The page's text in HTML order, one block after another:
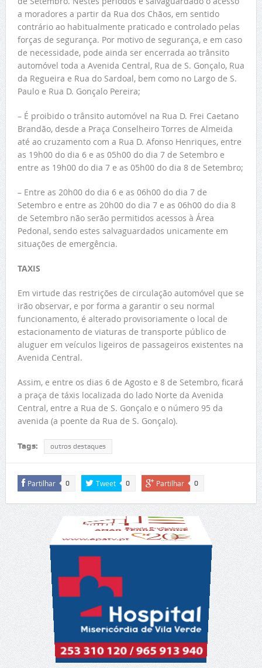
a moradores a partir da Rua dos Chãos, em sentido
contrário ao habitualmente praticado e controlado pelas
forças de segurança. Por motivo de segurança, e em caso
de necessidade, pode ainda ser encerrada ao trânsito
automóvel toda a Avenida Central, Rua de S. Gonçalo, Rua
da Regueira e Rua do Sardoal, bem como no Largo de S.
Paulo e Rua D. Gonçalo Pereira;
– É proibido o trânsito automóvel na Rua D. Frei Caetano
Brandão, desde a Praça Conselheiro Torres de Almeida
até ao cruzamento com a Rua D. Afonso Henriques, entre
as 19h00 do dia 6 e as 05h00 do dia 7 de Setembro e
entre as 19h00 do dia 7 e as 05h00 do dia 8 de Setembro;
– Entre as 20h00 do dia 6 e as 06h00 do dia 7 de
Setembro e entre as 20h00 do dia 7 e as 06h00 do dia 8
de Setembro não serão permitidos acessos à Área
Pedonal, sendo estes salvaguardados unicamente em
situações de emergência.
TAXIS
Em virtude das restrições de circulação automóvel que se
irão observar, e por forma a garantir o seu normal
funcionamento, é alterado provisoriamente o local de
estacionamento de viaturas de transporte público de
aluguer em veículos ligeiros de passageiros existentes na
Avenida Central.
Assim, e entre os dias 6 de Agosto e 8 de Setembro, ficará
a praça de táxis localizada do lado Norte da Avenida
Central, entre a Rua de S. Gonçalo e o número 95 da
avenida (a poente da Rua de S. Gonçalo).
Tags: outros destaques
Partilhar 0 Tweet 0 Partilhar 0